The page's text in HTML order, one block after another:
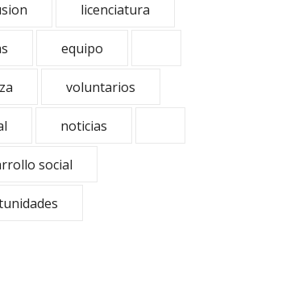
licenciatura
equipo
voluntarios
noticias
social